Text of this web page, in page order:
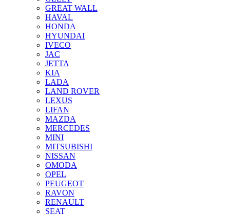
GREAT WALL
HAVAL
HONDA
HYUNDAI
IVECO
JAC
JETTA
KIA
LADA
LAND ROVER
LEXUS
LIFAN
MAZDA
MERCEDES
MINI
MITSUBISHI
NISSAN
OMODA
OPEL
PEUGEOT
RAVON
RENAULT
SEAT